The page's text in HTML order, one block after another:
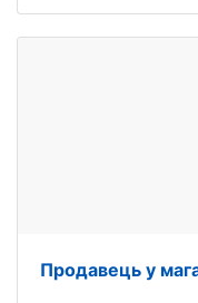
Продавець у